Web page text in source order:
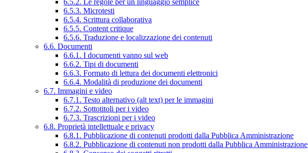
6.5.2. Le regole per un linguaggio semplice
6.5.3. Microtesti
6.5.4. Scrittura collaborativa
6.5.5. Content critique
6.5.6. Traduzione e localizzazione dei contenuti
6.6. Documenti
6.6.1. I documenti vanno sul web
6.6.2. Tipi di documenti
6.6.3. Formato di lettura dei documenti elettronici
6.6.4. Modalità di produzione dei documenti
6.7. Immagini e video
6.7.1. Testo alternativo (alt text) per le immagini
6.7.2. Sottotitoli per i video
6.7.3. Trascrizioni per i video
6.8. Proprietà intellettuale e privacy
6.8.1. Pubblicazione di contenuti prodotti dalla Pubblica Amministrazione
6.8.2. Pubblicazione di contenuti non prodotti dalla Pubblica Amministrazione